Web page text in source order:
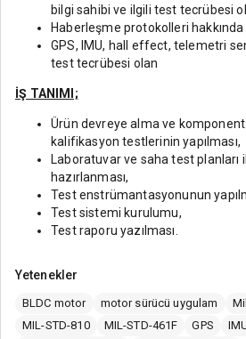
bilgi sahibi ve ilgili test tecrübesi
Haberleşme protokolleri
GPS, IMU, hall effect, telemetri
test tecrübesi olan
İŞ TANIMI;
Ürün devreye alma ve
kalifikasyon testlerinin yapılması,
Laboratuvar ve saha test planları
hazırlanması,
Test enstrümantasyonunun
Test sistemi kurulumu,
Test raporu yazılması.
Yetenekler
BLDC motor motor sürücü uygulam
MIL-STD-810
MIL-STD-461F GPS